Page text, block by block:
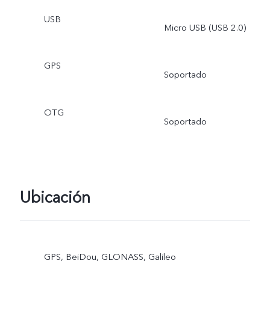
USB
Micro USB (USB 2.0)
GPS
Soportado
OTG
Soportado
Ubicación
GPS, BeiDou, GLONASS, Galileo